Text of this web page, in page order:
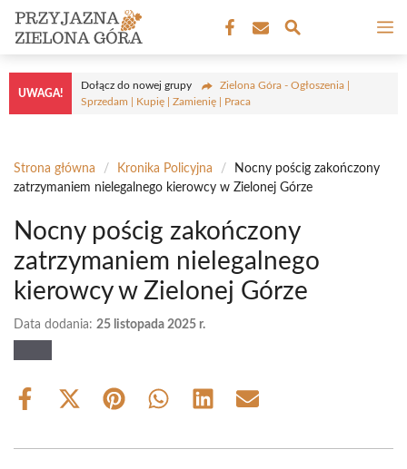
Przejdź
treści
UWAGA!
Dołącz do nowej grupy
Zielona Góra - Ogłoszenia |
Sprzedam | Kupię | Zamienię | Praca
Strona główna / Kronika Policyjna /
Nocny pościg zakończony
zatrzymaniem nielegalnego kierowcy w Zielonej Górze
Nocny pościg zakończony
zatrzymaniem nielegalnego
kierowcy w Zielonej Górze
Data dodania: 25 listopada 2025 r.
Share
Share
(Twitter)
Share Share Share Share